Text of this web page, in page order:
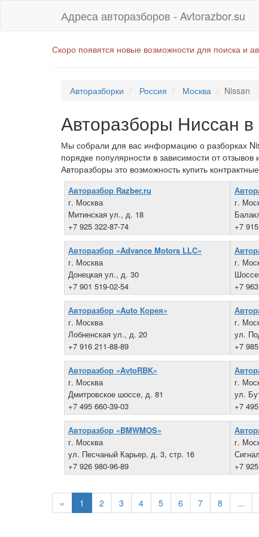
Адреса авторазборов - Avtorazbor.su
Скоро появятся новые возможности для поиска и
Авторазборки Россия Москва Nissan
Авторазборы Ниссан
Мы собрали для вас информацию о разборках
порядке популярности в зависимости от отзывов
Авторазборы это возможность купить
Авторазбор Razber.ru
г. Москва
Митинская ул., д. 18
+7 925 322-87-74
г.
+7
Авторазбор «Advance Motors LLC»
г. Москва
Донецкая ул., д. 30
+7 901 519-02-54
г.
+7
Авторазбор «Auto Корея»
г. Москва
Лобненская ул., д. 20
+7 916 211-88-89
г.
ул.
+7
Авторазбор «AvtoRBK»
г. Москва
Дмитровское шоссе, д. 81
+7 495 660-39-03
г.
ул.
+7
Авторазбор «BMWMOS»
г. Москва
ул. Песчаный Карьер, д. 3, стр. 16
+7 926 980-96-89
г.
+7
« 1 2 3 4 5 6 7 8 ...